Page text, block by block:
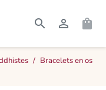
  
Bracelets en os